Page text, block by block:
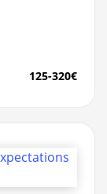
125-320€